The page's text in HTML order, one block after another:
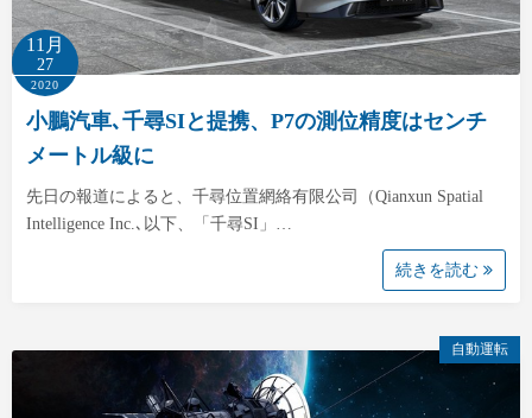
11月
27
2020
小鵬汽車､千尋SIと提携、P7の測位精度はセンチ
メートル級に
先日の報道によると、千尋位置網絡有限公司（Qianxun Spatial
Intelligence Inc.､以下、「千尋SI」…
続きを読む
自動運転